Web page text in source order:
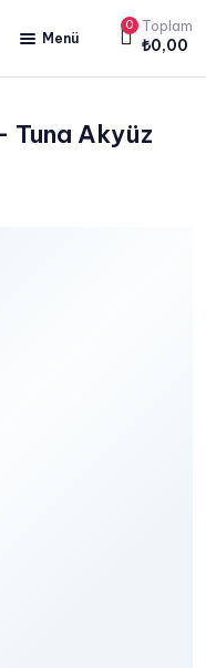
Menü
0 Toplam
₺0,00
Tuna Akyüz